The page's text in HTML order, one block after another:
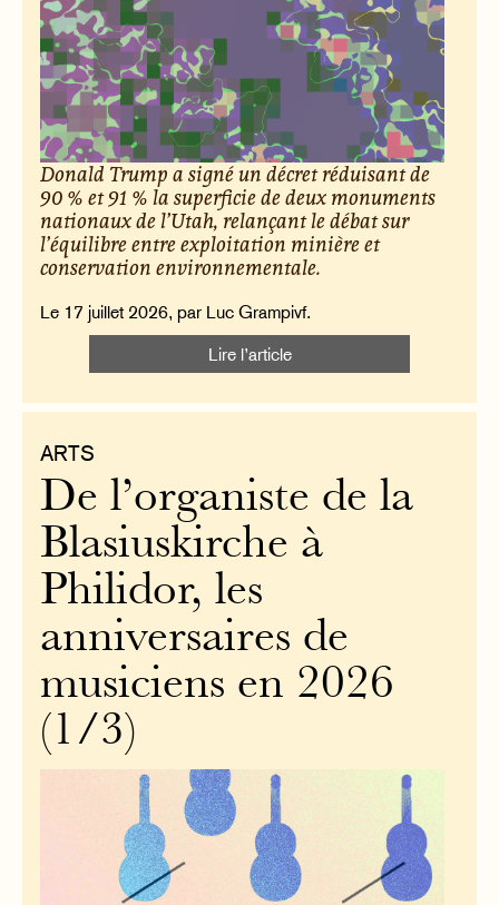
Donald Trump a signé un décret réduisant de
90 % et 91 % la superficie de deux monuments
nationaux de l’Utah, relançant le débat sur
l’équilibre entre exploitation minière et
conservation environnementale.
Le 17 juillet 2026, par Luc Grampivf.
Lire l’article
ARTS
De l’organiste de la
Blasiuskirche à
Philidor, les
anniversaires de
musiciens en 2026
(1/3)